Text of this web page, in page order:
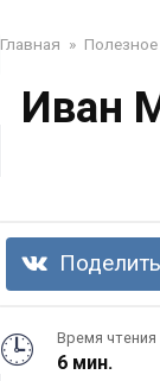
Главная » Полезное
Иван
Время чтения
6 мин.